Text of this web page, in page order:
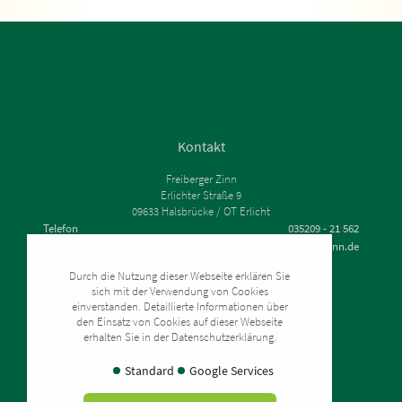
Kontakt
Freiberger Zinn
Erlichter Straße 9
09633 Halsbrücke / OT Erlicht
Telefon
035209 - 21 562
mail@freiberger-zinn.de
Datenschutz
Zahlung & Versand
Widerrufsrecht
AGB
Durch die Nutzung dieser Webseite erklären Sie
sich mit der Verwendung von Cookies
einverstanden. Detaillierte Informationen über
den Einsatz von Cookies auf dieser Webseite
erhalten Sie in der Datenschutzerklärung.
Standard Google Services